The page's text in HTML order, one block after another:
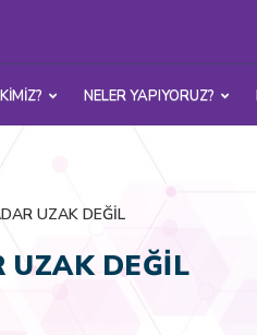
NELER YAPIYORUZ?
UZAK DEĞİL
UZAK DEĞİL